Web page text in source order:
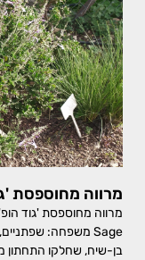
מרווה מחוספסת
בן-שיח, שחלקו התחתון